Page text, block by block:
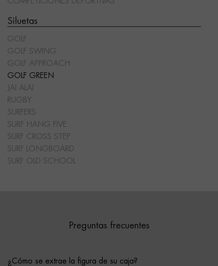
Siluetas
GOLF
GOLF SWING
GOLF APPROACH
GOLF GREEN
JAI ALAI
RUGBY
SURFERS
SURF HANG FIVE
SURF CROSS STEP
SURF LONGBOARD
SURF OLD SCHOOL
Preguntas frecuentes
¿Cómo se extrae la figura de su caja?